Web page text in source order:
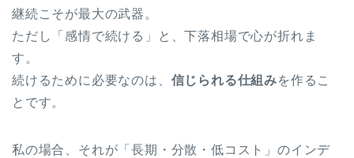
継続こそが最大の武器。
ただし「感情で続ける」と、下落相場で心が折れま
す。
続けるために必要なのは、 信じられる仕組みを作るこ
とです。
私の場合、それが「長期・分散・低コスト」のインデ